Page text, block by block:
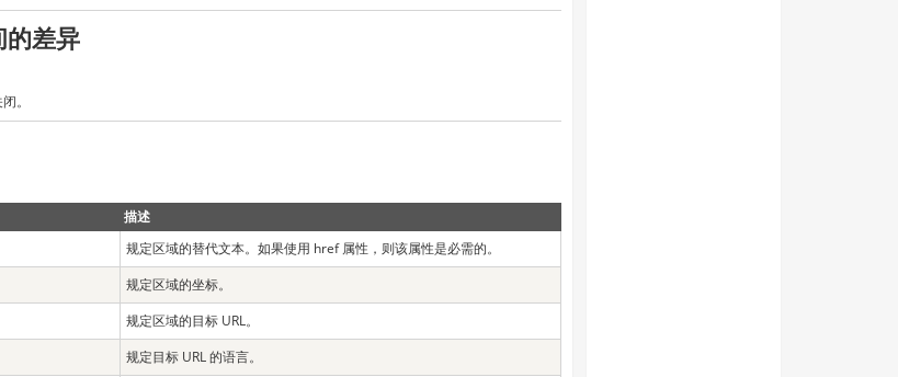
差异
。
描述
规定区域的替代文本。如果使用 href 属性，则该属性是必需的。
规定区域的坐标。
规定区域的目标 URL。
规定目标 URL 的语言。